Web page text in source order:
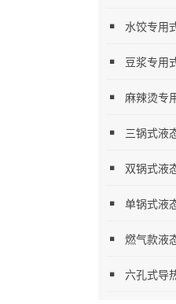
水饺专用
豆浆专用
麻辣烫专
三锅式液
双锅式液
单锅式液
燃气款液
六孔式导